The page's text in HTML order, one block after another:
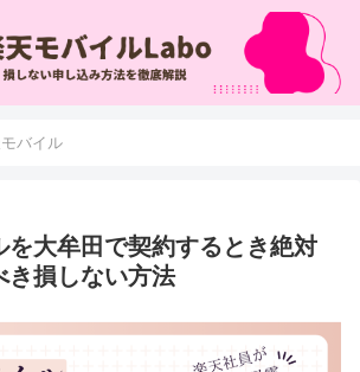
バイル
を大牟田で契約するとき絶対
き損しない方法